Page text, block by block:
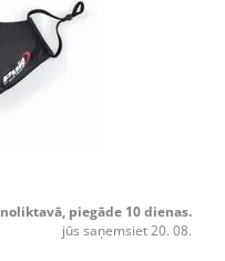
piegāde 10 dienas.
jūs saņemsiet 20. 08.